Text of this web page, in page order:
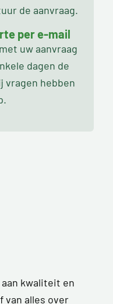
de aanvraag.
per e-mail
uw aanvraag
dagen de
vragen hebben
kwaliteit en
van alles over